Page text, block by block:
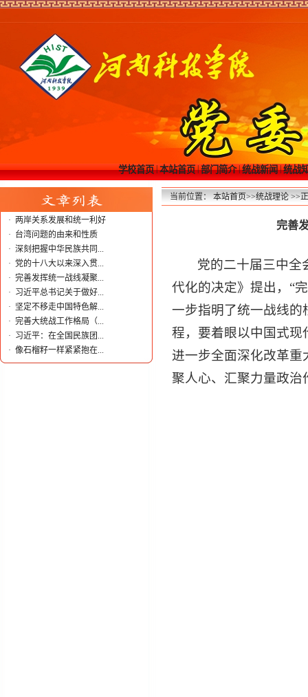
学校首页|本站首页|部门简介|统战新闻|统战
· 两岸关系发展和统一利好
· 台湾问题的由来和性质
· 深刻把握中华民族共同...
· 党的十八大以来深入贯...
· 完善发挥统一战线凝聚...
· 习近平总书记关于做好...
· 坚定不移走中国特色解...
· 完善大统战工作格局（...
· 习近平：在全国民族团...
· 像石榴籽一样紧紧抱在...
当前位置：本站首页>>统战理论>>
完善
党的二十届三中全
代化的决定》提出，“
一步指明了统一战线的
程，要着眼以中国式现
进一步全面深化改革
聚人心、汇聚力量政治